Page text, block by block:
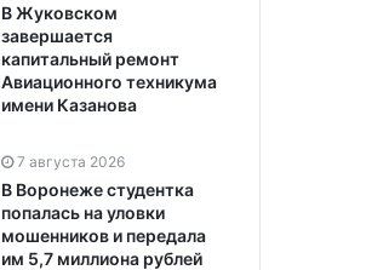
В Жуковском
завершается
капитальный ремонт
Авиационного техникума
имени Казанова
7 августа 2026
В Воронеже студентка
попалась на уловки
мошенников и передала
им 5,7 миллиона рублей